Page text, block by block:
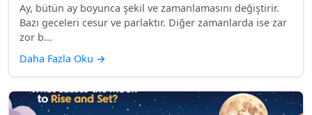
Ay, bütün ay boyunca şekil ve zamanlamasını değiştirir.
Bazı geceleri cesur ve parlaktır. Diğer zamanlarda ise zar
zor b...
Daha Fazla Oku →